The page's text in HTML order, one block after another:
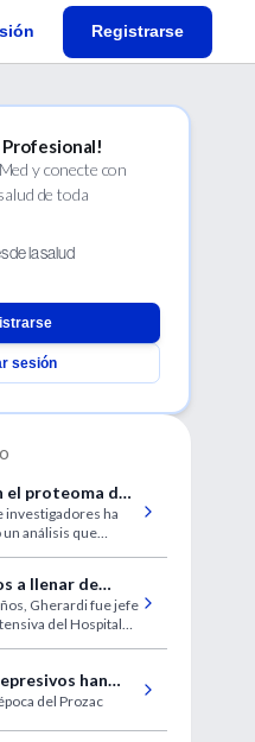
Registrarse
Profesional!
y conecte con
de toda
de la salud
sesión
el proteoma del
investigadores ha
análisis que
a llenar de
estado
Gherardi fue jefe
del Hospital
han
la del Prozac